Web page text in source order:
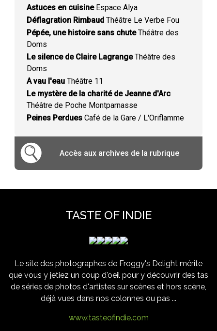
Astuces en cuisineEspace Alya
Déflagration Rimbaud Théâtre Le Verbe Fou
Pépée, une histoire sans chuteThéâtre des
Doms
Le silence de Claire LagrangeThéâtre des
Doms
A vau l'eau Théâtre 11
Le mystère de la charité de Jeanne d'Arc
Théâtre de Poche Montparnasse
Peines Perdues Café de la Gare / L'Oriflamme
Accès aux archives de la rubrique
TASTE OF INDIE
Le site des photographes de Froggy's Delight mérite
que vous y jetiez un coup d'oeil pour y découvrir des tas
de séries de photos d'artistes sur scènes et hors scène,
déjà vues dans nos colonnes ou pas ...
www.tasteofindie.com